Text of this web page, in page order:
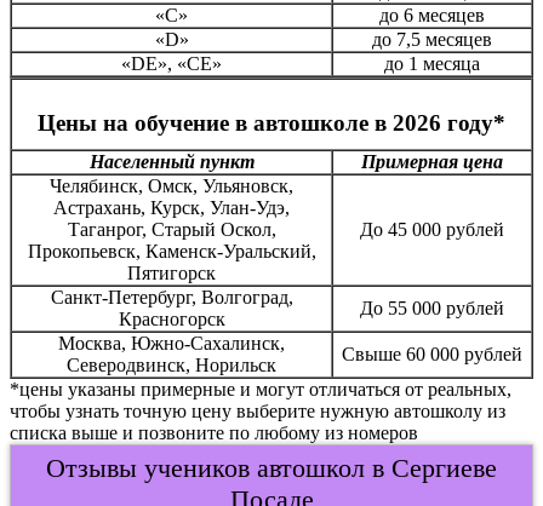
«С»
до 6 месяцев
«D»
до 7,5 месяцев
«DE», «CE»
до 1 месяца
Цены на обучение в автошколе в 2026 году*
Населенный пункт
Примерная цена
Челябинск, Омск, Ульяновск,
Астрахань, Курск, Улан-Удэ,
Таганрог, Старый Оскол,
Прокопьевск, Каменск-Уральский,
Пятигорск
До 45 000 рублей
Санкт-Петербург, Волгоград,
Красногорск
До 55 000 рублей
Москва, Южно-Сахалинск,
Северодвинск, Норильск
Свыше 60 000 рублей
*цены указаны примерные и могут отличаться от реальных,
чтобы узнать точную цену выберите нужную автошколу из
списка выше и позвоните по любому из номеров
Отзывы учеников автошкол в Сергиеве
Посаде